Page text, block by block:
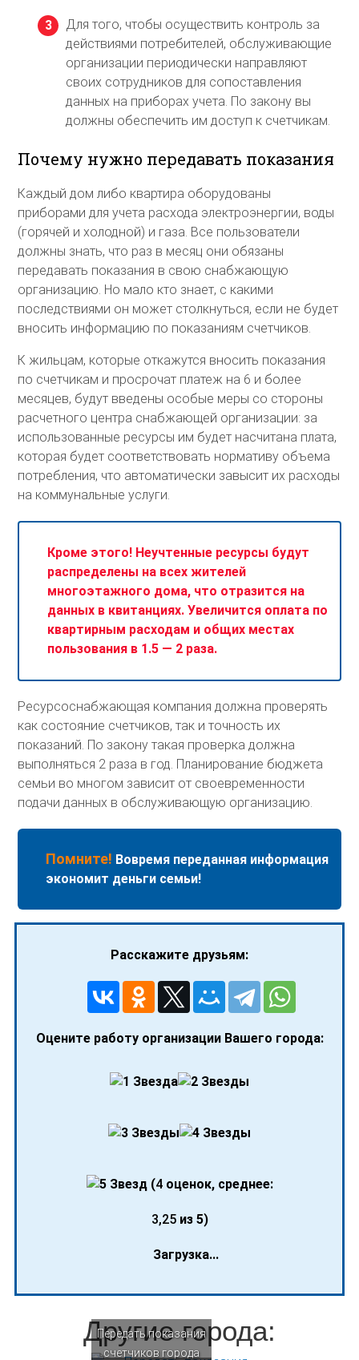
Для того, чтобы осуществить контроль за
действиями потребителей, обслуживающие
организации периодически направляют
своих сотрудников для сопоставления
данных на приборах учета. По закону вы
должны обеспечить им доступ к счетчикам.
Почему нужно передавать показания
Каждый дом либо квартира оборудованы
приборами для учета расхода электроэнергии, воды
(горячей и холодной) и газа. Все пользователи
должны знать, что раз в месяц они обязаны
передавать показания в свою снабжающую
организацию. Но мало кто знает, с какими
последствиями он может столкнуться, если не будет
вносить информацию по показаниям счетчиков.
К жильцам, которые откажутся вносить показания
по счетчикам и просрочат платеж на 6 и более
месяцев, будут введены особые меры со стороны
расчетного центра снабжающей организации: за
использованные ресурсы им будет насчитана плата,
которая будет соответствовать нормативу объема
потребления, что автоматически завысит их расходы
на коммунальные услуги.
Кроме этого! Неучтенные ресурсы будут
распределены на всех жителей
многоэтажного дома, что отразится на
данных в квитанциях. Увеличится оплата по
квартирным расходам и общих местах
пользования в 1.5 — 2 раза.
Ресурсоснабжающая компания должна проверять
как состояние счетчиков, так и точность их
показаний. По закону такая проверка должна
выполняться 2 раза в год. Планирование бюджета
семьи во многом зависит от своевременности
подачи данных в обслуживающую организацию.
Помните! Вовремя переданная информация
экономит деньги семьи!
Расскажите друзьям:
Оцените работу организации Вашего города:
(4оценок, среднее:
3,25из 5)
Загрузка...
Другие города:
Передать показания
счетчиков города